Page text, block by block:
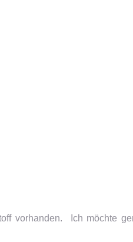
vorhanden. Ich möchte